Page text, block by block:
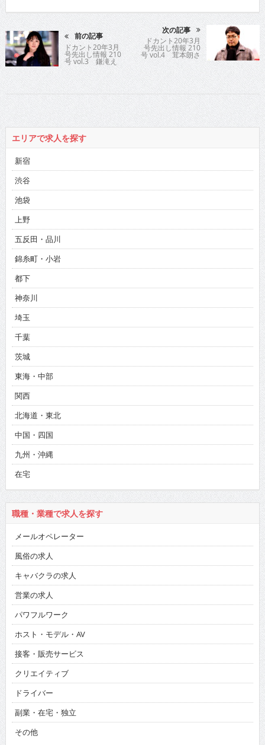
前の記事
ドカント20年3月
号先出し情報 210
号 vol.3 鎌滝え
り
次の記事
ドカント20年3月
号先出し情報 210
号 vol.4 茸本朗さ
ん
エリアで求人を探す
新宿
渋谷
池袋
上野
五反田・品川
錦糸町・小岩
都下
神奈川
埼玉
千葉
茨城
東海・中部
関西
北海道・東北
中国・四国
九州・沖縄
在宅
職種・業種で求人を探す
メールオペレーター
風俗の求人
キャバクラの求人
営業の求人
パワフルワーク
ホスト・モデル・AV
接客・販売サービス
クリエイティブ
ドライバー
副業・在宅・独立
その他